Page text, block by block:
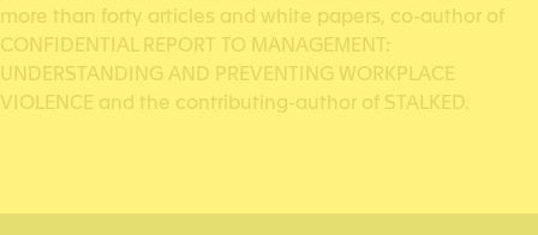
more than forty articles and white papers, co-author of
CONFIDENTIAL REPORT TO MANAGEMENT:
UNDERSTANDING AND PREVENTING WORKPLACE
VIOLENCE and the contributing-author of STALKED.